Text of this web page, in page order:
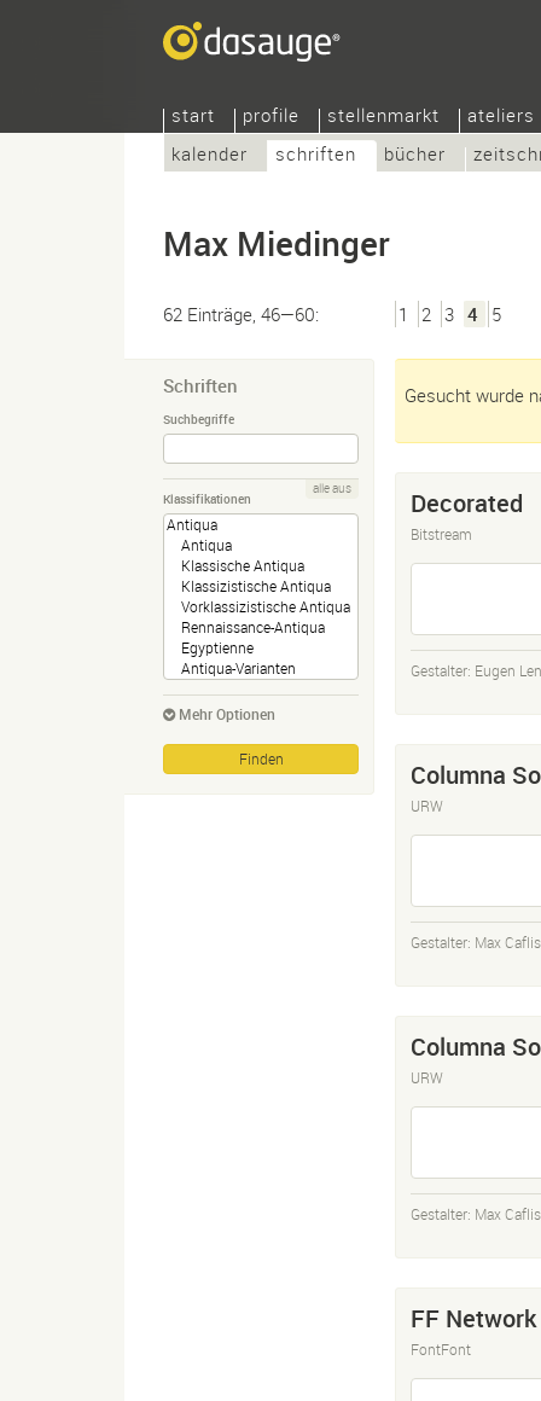
start profile stellenmarkt ateliers
kalender
schriften bücher
Max Miedinger
62 Einträge, 46—60: 1 2 3 4 5
Schriften
Suchbegriffe
Klassifikationen
alle aus
Mehr Optionen
Gesucht wurde
Decorated
Bitstream
Gestalter: Eugen
Columna
URW
Gestalter: Max
Columna
URW
Gestalter: Max
FF Network
FontFont